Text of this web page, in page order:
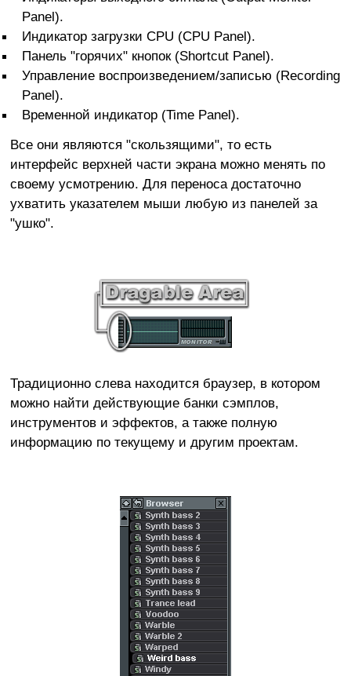
Panel).
Индикатор загрузки CPU (CPU Panel).
Панель "горячих" кнопок (Shortcut Panel).
Управление воспроизведением/записью (Recording
Panel).
Временной индикатор (Time Panel).
Все они являются "скользящими", то есть
интерфейс верхней части экрана можно менять по
своему усмотрению. Для переноса достаточно
ухватить указателем мыши любую из панелей за
"ушко".
Традиционно слева находится браузер, в котором
можно найти действующие банки сэмплов,
инструментов и эффектов, а также полную
информацию по текущему и другим проектам.